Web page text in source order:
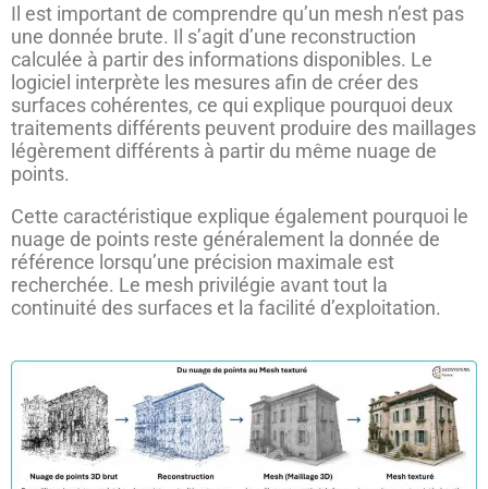
Il est important de comprendre qu’un mesh n’est pas
une donnée brute. Il s’agit d’une reconstruction
calculée à partir des informations disponibles. Le
logiciel interprète les mesures afin de créer des
surfaces cohérentes, ce qui explique pourquoi deux
traitements différents peuvent produire des maillages
légèrement différents à partir du même nuage de
points.
Cette caractéristique explique également pourquoi le
nuage de points reste généralement la donnée de
référence lorsqu’une précision maximale est
recherchée. Le mesh privilégie avant tout la
continuité des surfaces et la facilité d’exploitation.